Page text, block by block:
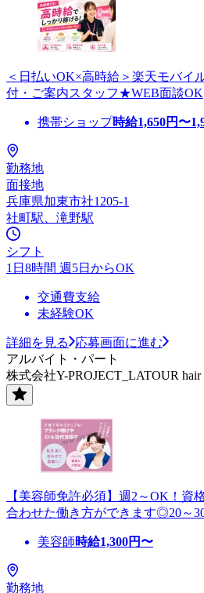
＜日払いOK×高時給＞楽天モバイ
付・ご案内スタッフ★WEB面談OK
携帯ショップ時給1,650円〜
勤務地
面接地
兵庫県加東市社1205-1
社町駅、滝野駅
シフト
1日8時間 週5日からOK
交通費支給
未経験OK
詳細を見る
応募画面に進む
アルバイト・パート
株式会社Y-PROJECT_LATOUR
【美容師免許必須】週2～OK！
合わせた働き方ができます◎20～
美容師時給1,300円〜
勤務地